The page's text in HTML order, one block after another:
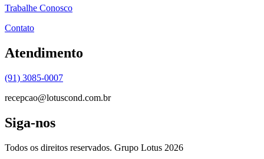
Trabalhe Conosco
Contato
Atendimento
(91) 3085-0007
recepcao@lotuscond.com.br
Siga-nos
Todos os direitos reservados. Grupo Lotus 2026